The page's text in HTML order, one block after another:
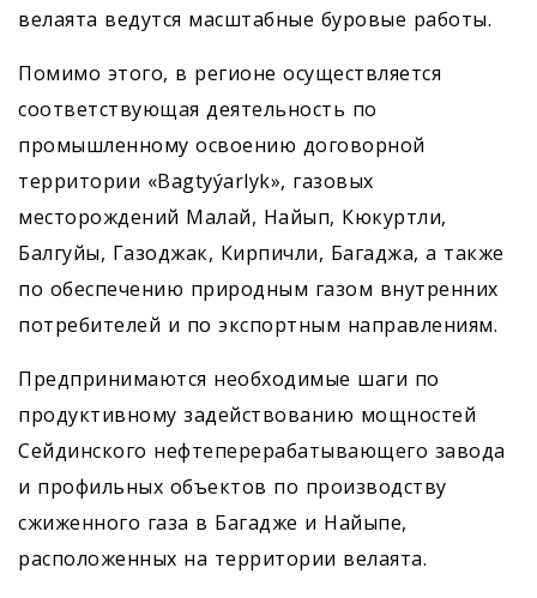
велаята ведутся масштабные буровые работы.
Помимо этого, в регионе осуществляется
соответствующая деятельность по
промышленному освоению договорной
территории «Bagtyýarlyk», газовых
месторождений Малай, Найып, Кюкуртли,
Балгуйы, Газоджак, Кирпичли, Багаджа, а также
по обеспечению природным газом внутренних
потребителей и по экспортным направлениям.
Предпринимаются необходимые шаги по
продуктивному задействованию мощностей
Сейдинского нефтеперерабатывающего завода
и профильных объектов по производству
сжиженного газа в Багадже и Найыпе,
расположенных на территории велаята.